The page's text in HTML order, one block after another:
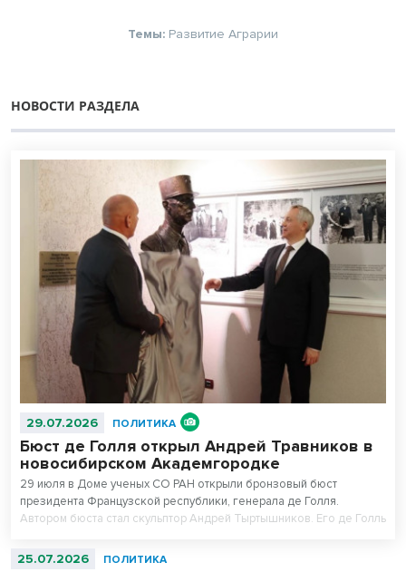
Темы: Развитие Аграрии
НОВОСТИ РАЗДЕЛА
29.07.2026 ПОЛИТИКА
Бюст де Голля открыл Андрей Травников в
новосибирском Академгородке
29 июля в Доме ученых СО РАН открыли бронзовый бюст
президента Французской республики, генерала де Голля.
Автором бюста стал скульптор Андрей Тыртышников. Его де Голль
Центральном музее Великой Отечественной войны в Москве и
25.07.2026 ПОЛИТИКА